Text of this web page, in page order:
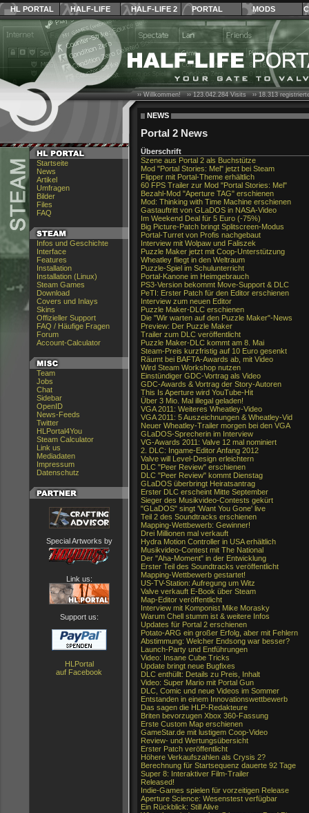
HL PORTAL HALF-LIFE HALF-LIFE 2 PORTAL MODS
Startseite
News
Artikel
Umfragen
Bilder
Files
FAQ
Infos und Geschichte
Interface
Features
Installation
Installation (Linux)
Steam Games
Download
Covers und Inlays
Skins
Offizieller Support
FAQ / Häufige Fragen
Forum
Account-Calculator
Team
Jobs
Chat
Sidebar
OpenID
News-Feeds
Twitter
HLPortal4You
Steam Calculator
Link us
Mediadaten
Impressum
Datenschutz
Special Artworks by
Link us:
Support us:
HLPortal
auf Facebook
›› Willkommen! ››123.042.284Visits ››18.313
NEWS
Portal 2 News
Überschrift
Szene aus Portal 2 als Buchstütze
Mod "Portal Stories: Mel" jetzt bei Steam
Flipper mit Portal-Theme erhältlich
60 FPS Trailer zur Mod "Portal Stories: Mel"
Bezahl-Mod "Aperture TAG" erschienen
Mod: Thinking with Time Machine erschienen
Gastauftritt von GLaDOS in NASA-Video
Im Weekend Deal für 5 Euro (-75%)
Big Picture-Patch bringt Splitscreen-Modus
Portal-Turret von Profis nachgebaut
Interview mit Wolpaw und Faliszek
Puzzle Maker jetzt mit Coop-Unterstützung
Wheatley fliegt in den Weltraum
Puzzle-Spiel im Schulunterricht
Portal-Kanone im Heimgebrauch
PS3-Version bekommt Move-Support & DLC
PeTI: Erster Patch für den Editor erschienen
Interview zum neuen Editor
Puzzle Maker-DLC erschienen
Die "Wir warten auf den Puzzle Maker"-News
Preview: Der Puzzle Maker
Trailer zum DLC veröffentlicht
Puzzle Maker-DLC kommt am 8. Mai
Steam-Preis kurzfristig auf 10 Euro gesenkt
Räumt bei BAFTA-Awards ab, mit Video
Wird Steam Workshop nutzen
Einstündiger GDC-Vortrag als Video
GDC-Awards & Vortrag der Story-Autoren
This Is Aperture wird YouTube-Hit
Über 3 Mio. Mal illegal geladen!
VGA 2011: Weiteres Wheatley-Video
VGA 2011: 5 Auszeichnungen & Wheatley-Vid
Neuer Wheatley-Trailer morgen bei den VGA
GLaDOS-Sprecherin im Interview
VG-Awards 2011: Valve 12 mal nominiert
2. DLC: Ingame-Editor Anfang 2012
Valve will Level-Design erleichtern
DLC "Peer Review" erschienen
DLC "Peer Review" kommt Dienstag
GLaDOS überbringt Heiratsantrag
Erster DLC erscheint Mitte September
Sieger des Musikvideo-Contests gekürt
"GLaDOS" singt 'Want You Gone' live
Teil 2 des Soundtracks erschienen
Mapping-Wettbewerb: Gewinner!
Drei Millionen mal verkauft
Hydra Motion Controller in USA erhältlich
Musikvideo-Contest mit The National
Der "Aha-Moment" in der Entwicklung
Erster Teil des Soundtracks veröffentlicht
Mapping-Wettbewerb gestartet!
US-TV-Station: Aufregung um Witz
Valve verkauft E-Book über Steam
Map-Editor veröffentlicht
Interview mit Komponist Mike Morasky
Warum Chell stumm ist & weitere Infos
Updates für Portal 2 erschienen
Potato-ARG ein großer Erfolg, aber mit Fehlern
Abstimmung: Welcher Endsong war besser?
Launch-Party und Entführungen
Video: Insane Cube Tricks
Update bringt neue Bugfixes
DLC enthüllt: Details zu Preis, Inhalt
Video: Super Mario mit Portal Gun
DLC, Comic und neue Videos im Sommer
Entstanden in einem Innovationswettbewerb
Das sagen die HLP-Redakteure
Briten bevorzugen Xbox 360-Fassung
Erste Custom Map erschienen
GameStar.de mit lustigem Coop-Video
Review- und Wertungsübersicht
Erster Patch veröffentlicht
Höhere Verkaufszahlen als Crysis 2?
Berechnung für Startsequenz dauerte 92 Tage
Super 8: Interaktiver Film-Trailer
Released!
Indie-Games spielen für vorzeitigen Release
Aperture Science: Wesenstest verfügbar
Ein Rückblick: Still Alive